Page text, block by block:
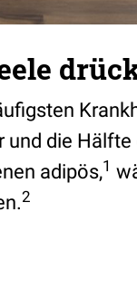
die Hälfte
adipös,1
2